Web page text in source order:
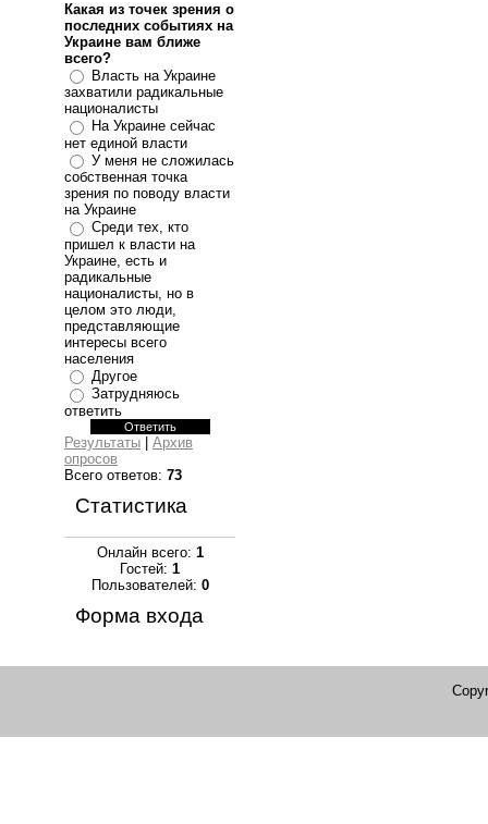
Какая из точек зрения о
последних событиях на
Украине вам ближе
всего?
Власть на Украине
захватили радикальные
националисты
На Украине сейчас
нет единой власти
У меня не сложилась
собственная точка
зрения по поводу власти
на Украине
Среди тех, кто
пришел к власти на
Украине, есть и
радикальные
националисты, но в
целом это люди,
представляющие
интересы всего
населения
Другое
Затрудняюсь
ответить
Результаты
Архив
опросов
Всего ответов: 73
Статистика
Онлайн всего: 1
Гостей: 1
Пользователей: 0
Форма входа